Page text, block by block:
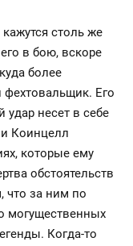
столь же
в бою, вскоре
более
Его
несет в себе
Коинцелл
которые ему
обстоятельств
что за ним по
могущественных
Когда-то